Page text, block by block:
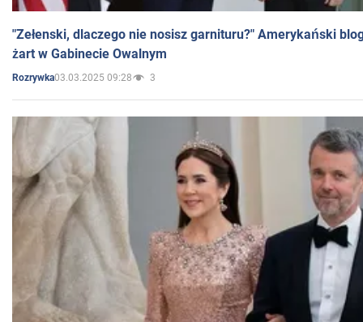
"Zełenski, dlaczego nie nosisz garnituru?" Amerykański
żart w Gabinecie Owalnym
Rozrywka03.03.2025 09:28 3